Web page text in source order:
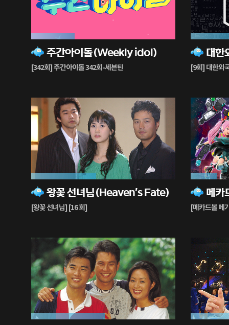
주간아이돌(Weekly idol)
[342회] 주간아이돌 342회-세븐틴
30%
재
생
대한
[9회] 대한외
38%
재
생
왕꽃 선녀님(Heaven's Fate)
[왕꽃 선녀님] [16 회]
45%
재
생
[메카드볼 메
18%
재
생
51%
87%